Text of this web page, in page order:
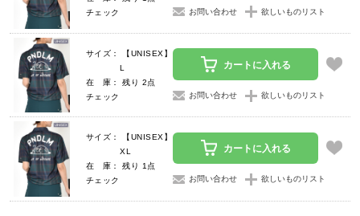
チェック
お問い合わせ 欲しいものリスト
サイズ： 【UNISEX】
L
在 庫： 残り 2点
チェック
カートに入れる
お問い合わせ 欲しいものリスト
サイズ： 【UNISEX】
XL
在 庫： 残り 1点
チェック
カートに入れる
お問い合わせ 欲しいものリスト